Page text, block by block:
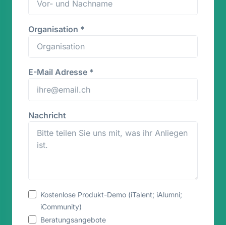
Organisation *
E-Mail Adresse *
Nachricht
Kostenlose Produkt-Demo (iTalent; iAlumni;
iCommunity)
Beratungsangebote